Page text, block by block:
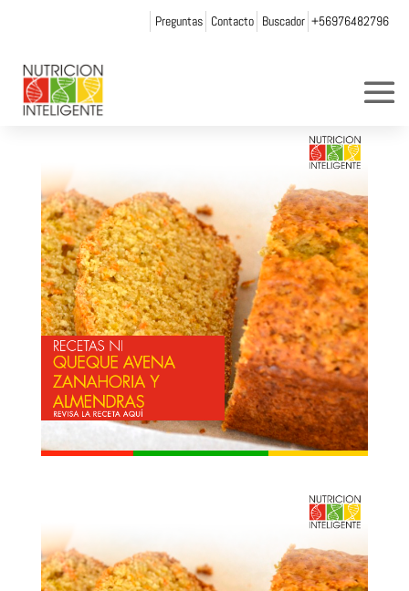
Preguntas Contacto Buscador +56976482796
recetas_queque
porWeb Admin NI